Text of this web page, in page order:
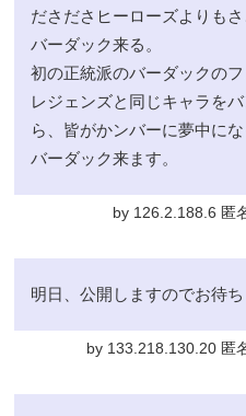
ださださヒーローズよりも
バーダック来る。
初の正統派のバーダックのフ
レジェンズと同じキャラを
ら、皆がかンバーに夢中にな
バーダック来ます。
by 126.2.188.6 匿
明日、公開しますのでお待
by 133.218.130.20 匿